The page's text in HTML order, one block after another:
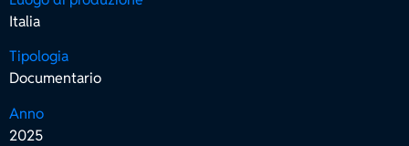
Italia
Tipologia
Documentario
Anno
2025